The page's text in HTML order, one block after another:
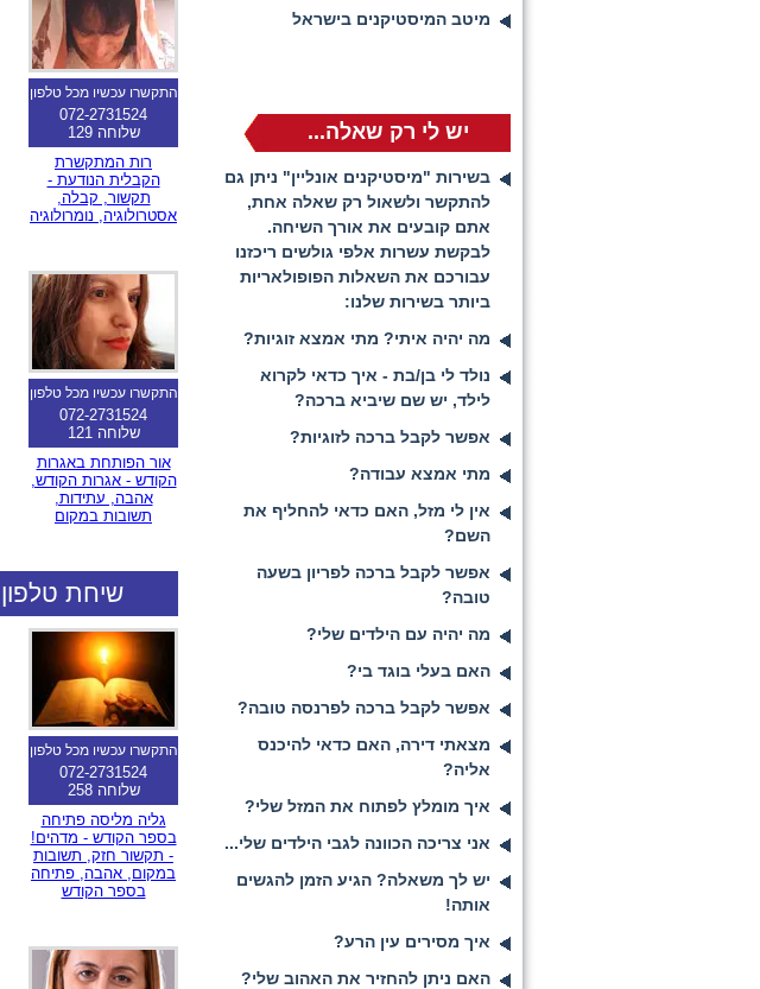
התקשרו עכשיו מכל טלפון
072-2731524
שלוחה 129
רות המתקשרת
הקבלית הנודעת -
תקשור, קבלה,
אסטרולוגיה, נומרולוגיה
התקשרו עכשיו מכל טלפון
072-2731524
שלוחה 121
אור הפותחת באגרות
הקודש - אגרות הקודש,
אהבה, עתידות,
תשובות במקום
שיחת
התקשרו עכשיו מכל טלפון
072-2731524
שלוחה 258
גליה מליסה פתיחה
בספר הקודש - מדהים!
- תקשור חזק, תשובות
במקום, אהבה, פתיחה
בספר הקודש
מיטב המיסטיקנים בישראל
יש לי רק שאלה...
בשירות "מיסטיקנים אונליין" ניתן גם
להתקשר ולשאול רק שאלה אחת,
אתם קובעים את אורך השיחה.
לבקשת עשרות אלפי גולשים ריכזנו
עבורכם את השאלות הפופולאריות
ביותר בשירות שלנו:
מה יהיה איתי? מתי אמצא זוגיות?
נולד לי בן/בת - איך כדאי לקרוא
לילד, יש שם שיביא ברכה?
אפשר לקבל ברכה לזוגיות?
מתי אמצא עבודה?
אין לי מזל, האם כדאי להחליף את
השם?
אפשר לקבל ברכה לפריון בשעה
טובה?
מה יהיה עם הילדים שלי?
האם בעלי בוגד בי?
אפשר לקבל ברכה לפרנסה טובה?
מצאתי דירה, האם כדאי להיכנס
אליה?
איך מומלץ לפתוח את המזל שלי?
אני צריכה הכוונה לגבי הילדים שלי...
יש לך משאלה? הגיע הזמן להגשים
אותה!
איך מסירים עין הרע?
האם ניתן להחזיר את האהוב שלי?